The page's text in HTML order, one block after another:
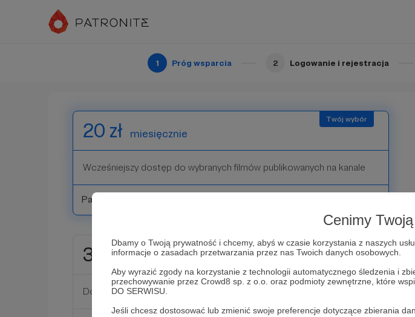
Cenimy
Dbamy o Twoją prywatność i chcemy, abyś w czasie korzystania z naszych
informacje o zasadach przetwarzania przez nas Twoich danych osobowych.
Aby wyrazić zgody na korzystanie z technologii automatycznego śledzenia i
przechowywanie przez Crowd8 sp. z o.o. oraz podmioty zewnętrzne, które
DO SERWISU.
Jeśli chcesz dostosować lub zmienić swoje preferencje dotyczące zbierania
1 Próg wsparcia 2 Logowanie i rejestracja
Dziękuję za Twoje wsparcie! Twoje nazwisko pojawi się na końcu
20 zł miesięcznie
Wcześniejszy dostęp do wybranych filmów publikowanych na kanale
Patroni: 0
30 zł miesięcznie
Dostęp do plików RAW recenzowanych aparatów i obiektywów